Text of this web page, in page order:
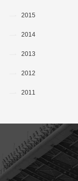
2015
2014
2013
2012
2011